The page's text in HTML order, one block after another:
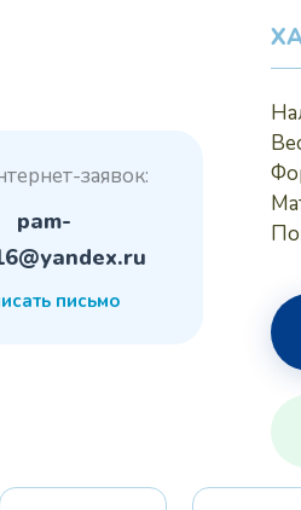
заявок:
pam-
письмо